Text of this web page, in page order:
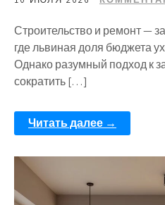
Строительство и ремонт —
где львиная доля бюджета
Однако разумный подход к
сократить […]
Читать далее →